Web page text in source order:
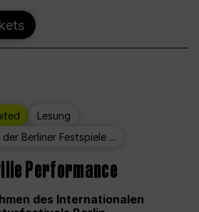
Lesung
der Berliner Festspiele ...
Performance
des Internationalen